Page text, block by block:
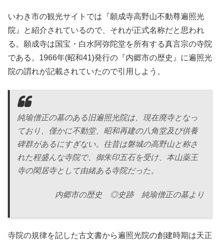
いわき市の観光サイトでは『願成寺高野山不動尊遍照光
院』と紹介されているので、それが正式名称だと思われ
る。願成寺は国宝・白水阿弥陀堂を所有する真言宗の寺院
である。1966年(昭和41)発行の『内郷市の歴史』に遍照光
院の謂れが記載されていたので引用しよう。
純瑜僧正の墓のある旧遍照光院は、現在廃寺となっ
ており、僅かに不動堂、昭和再建の八角堂及び供養
碑群があるにすぎない。往昔は磐城の高野山と称さ
れた程盛んな寺院で、御朱印五石を受け、本山薬王
寺の閑居寺として由緒ある寺院だった。
内郷市の歴史 ◎史跡 純瑜僧正の墓より
寺院の規律を記した古文書から遍照光院の創建時期は天正